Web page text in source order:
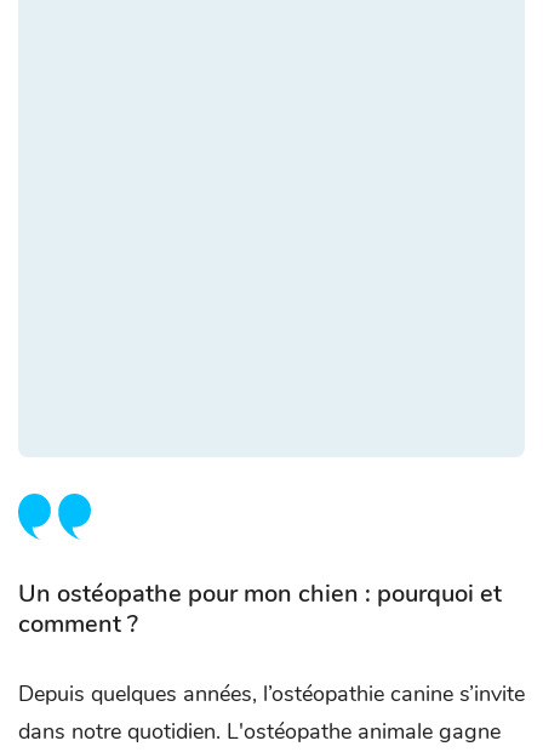
Un ostéopathe pour mon chien : pourquoi et
comment ?
Depuis quelques années, l’ostéopathie canine s’invite
dans notre quotidien. L'ostéopathe animale gagne